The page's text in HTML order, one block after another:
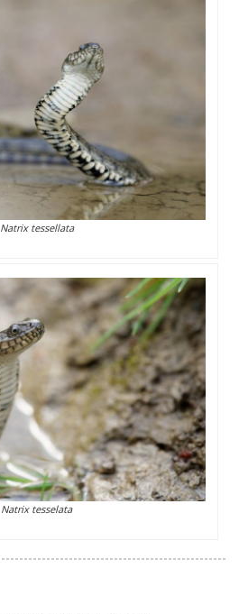
Natrix tessellata
Natrix tesselata